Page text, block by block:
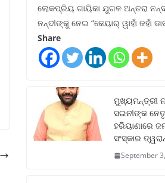
ଲୋକପ୍ରିୟ ଗାୟିକା ଯୁଗଳ ଅନ୍ତରା
ନନ୍ଦୀଙ୍କୁ ନେଇ “କେୟାର୍ ୱାହାଁ ଜହାଁ
Share
ମୁଖ୍ୟମନ୍ତ୍ରୀ
ସଇନୀଙ୍କ
ହରିୟାଣାରେ
ସଂସ୍କାର
September